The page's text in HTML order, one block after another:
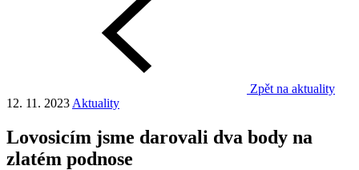
Zpět na aktuality
12. 11. 2023 Aktuality
Lovosicím jsme darovali dva body na
zlatém podnose